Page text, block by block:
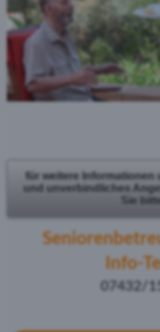
für weitere
und unverbindliches
Sie
Info-
07432/